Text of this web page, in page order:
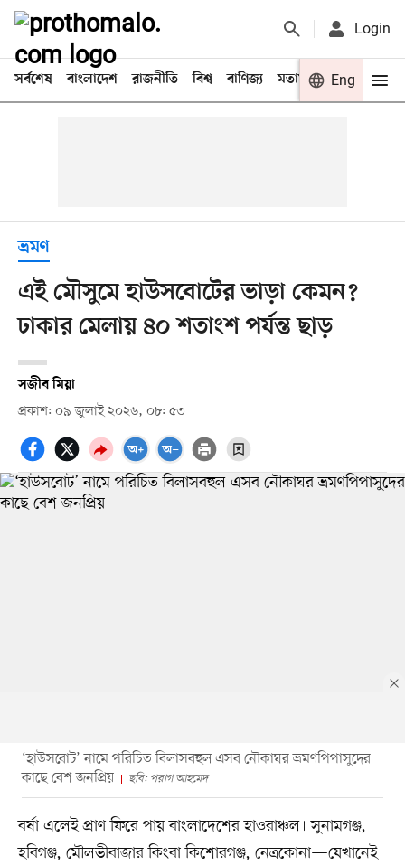
Login
সর্বশেষ বাংলাদেশ রাজনীতি বিশ্ব বাণিজ্য মতামত খেলা
Eng
ভ্রমণ
এই মৌসুমে হাউসবোটের ভাড়া কেমন?
ঢাকার মেলায় ৪০ শতাংশ পর্যন্ত ছাড়
সজীব মিয়া
প্রকাশ: ০৯ জুলাই ২০২৬, ০৮: ৫৩
‘হাউসবোট’ নামে পরিচিত বিলাসবহুল এসব নৌকাঘর ভ্রমণপিপাসুদের
কাছে বেশ জনপ্রিয়
ছবি: পরাগ আহমেদ
বর্ষা এলেই প্রাণ ফিরে পায় বাংলাদেশের হাওরাঞ্চল। সুনামগঞ্জ,
হবিগঞ্জ, মৌলভীবাজার কিংবা কিশোরগঞ্জ, নেত্রকোনা—যেখানেই